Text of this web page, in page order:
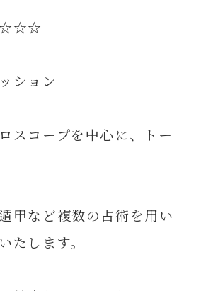
ション
スコープを中心に、トー
甲など複数の占術を用い
たします。